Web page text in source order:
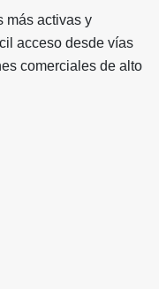
más activas y
acceso desde vías
comerciales de alto